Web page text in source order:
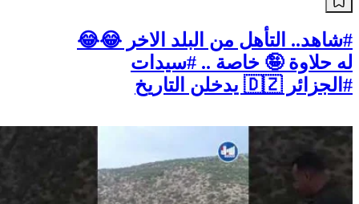
#شاهد.. التأهل من البلد الاخر 😂😂
له حلاوة 🤪 خاصة .. #سيدات
#الجزائر 🇩🇿 يدخلن التاريخ